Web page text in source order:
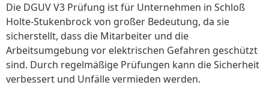
Die DGUV V3 Prüfung ist für Unternehmen in Schloß
Holte-Stukenbrock von großer Bedeutung, da sie
sicherstellt, dass die Mitarbeiter und die
Arbeitsumgebung vor elektrischen Gefahren geschützt
sind. Durch regelmäßige Prüfungen kann die Sicherheit
verbessert und Unfälle vermieden werden.